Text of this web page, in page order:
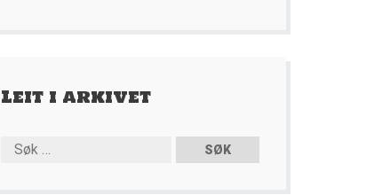
Leit i arkivet